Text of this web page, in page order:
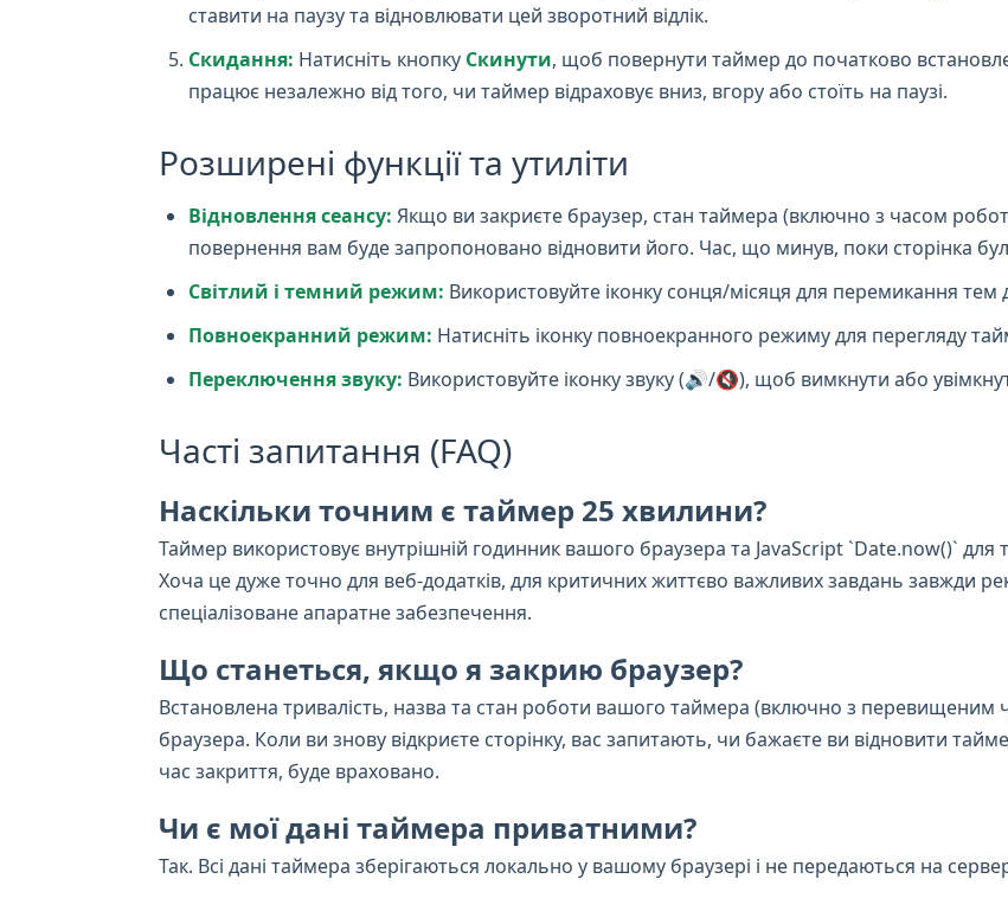
ставити на паузу та відновлювати цей зворотний відлік.
Скидання: Натисніть кнопку Скинути, щоб повернути таймер до початково
працює незалежно від того, чи таймер відраховує вниз, вгору або стоїть на паузі.
Розширені функції та утиліти
Відновлення сеансу: Якщо ви закриєте браузер, стан таймера (включно з часом
повернення вам буде запропоновано відновити його. Час, що минув, поки сторінка
Світлий і темний режим: Використовуйте іконку сонця/місяця для перемикання
Повноекранний режим: Натисніть іконку повноекранного режиму для перегляду
Переключення звуку: Використовуйте іконку звуку (🔊/🔇), щоб вимкнути або
Часті запитання (FAQ)
Наскільки точним є таймер 25 хвилини?
Таймер використовує внутрішній годинник вашого браузера та JavaScript `Date.now()`
Хоча це дуже точно для веб-додатків, для критичних життєво важливих завдань завжди
спеціалізоване апаратне забезпечення.
Що станеться, якщо я закрию браузер?
Встановлена тривалість, назва та стан роботи вашого таймера (включно з перевищеним
браузера. Коли ви знову відкриєте сторінку, вас запитають, чи бажаєте ви відновити
час закриття, буде враховано.
Чи є мої дані таймера приватними?
Так. Всі дані таймера зберігаються локально у вашому браузері і не передаються на